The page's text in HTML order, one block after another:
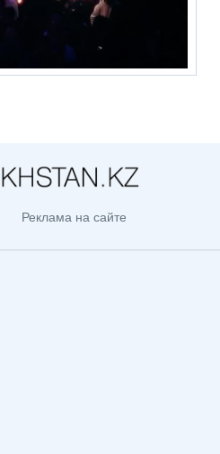
Реклама на сайте